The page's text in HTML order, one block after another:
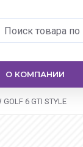
О КОМПАНИИ
6 GTI STYLE